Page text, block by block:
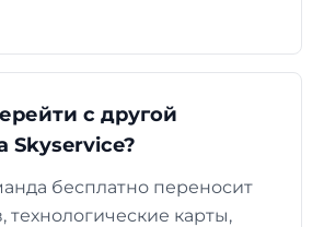
с другой
Skyservice?
бесплатно переносит
технологические карты,